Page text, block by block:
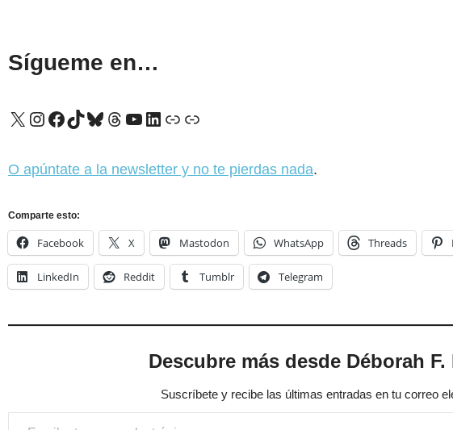
Sígueme en…
X Instagram
Facebook
TikTok
Bluesky
Threads
YouTube
LinkedIn
Enlace
Enlace
O apúntate a la newsletter y no te pierdas nada.
Comparte esto:
Facebook X Mastodon WhatsApp Threads
LinkedIn Reddit Tumblr Telegram
Descubre más desde Déborah F.
Suscríbete y recibe las últimas entradas en tu correo
Escribe tu correo electrónico…